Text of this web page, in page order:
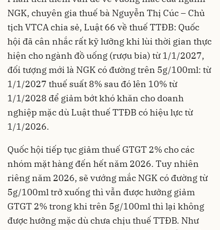
NGK, chuyên gia thuế bà Nguyễn Thị Cúc – Chủ
tịch VTCA chia sẻ, Luật 66 về thuế TTĐB: Quốc
hội đã cân nhắc rất kỹ lưỡng khi lùi thời gian thực
hiện cho ngành đồ uống (rượu bia) từ 1/1/2027,
đối tượng mới là NGK có đường trên 5g/100ml: từ
1/1/2027 thuế suất 8% sau đó lên 10% từ
1/1/2028 để giảm bớt khó khăn cho doanh
nghiệp mặc dù Luật thuế TTĐB có hiệu lực từ
1/1/2026.
Quốc hội tiếp tục giảm thuế GTGT 2% cho các
nhóm mặt hàng đến hết năm 2026. Tuy nhiên
riêng năm 2026, sẽ vướng mắc NGK có đường từ
5g/100ml trở xuống thì vẫn được hưởng giảm
GTGT 2% trong khi trên 5g/100ml thì lại không
được hưởng mặc dù chưa chịu thuế TTĐB. Như